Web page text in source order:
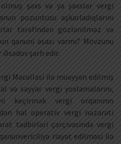
şəxs və ya şəxslər vergi
pozuntusu aşkarladıqlarını
tərəfindən gözlənilməz və
qanuni əsası varmı? Mövzunu
şərh edir:
Məcəlləsi ilə müəyyən edilmiş
və səyyar vergi yoxlamalarını,
keçirmək vergi orqanının
hal operativ vergi nəzarəti
tədbirləri çərçivəsində vergi
riayət edilməsi ilə